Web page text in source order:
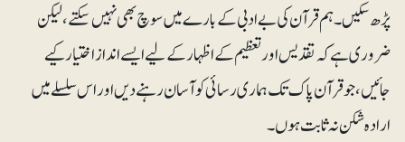
پڑھ سکیں۔ہم قرآن کی بے ادبی کے بارے میں سوچ بھی نہیں سکتے، لیکن
ضروری ہے کہ تقدیس اور تعظیم کے اظہار کے لیے ایسے انداز اختیار کیے
جائیں، جو قرآن پاک تک ہماری رسائی کو آسان رہنے دیں اور اس سلسلے میں
ارادہ شکن نہ ثابت ہوں۔